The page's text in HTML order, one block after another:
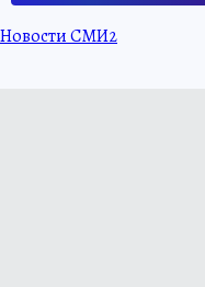
Новости СМИ2